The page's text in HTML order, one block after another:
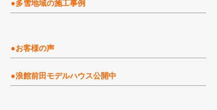
●多雪地域の施工事例
●お客様の声
●浪館前田モデルハウス公開中